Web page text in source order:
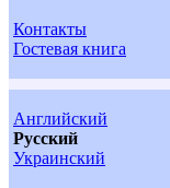
Контакты
Гостевая книга
Английский
Русский
Украинский